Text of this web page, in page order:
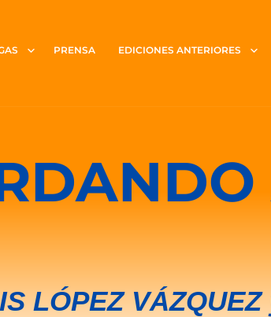
PRENSA EDICIONES ANTERIORES
LÓPEZ